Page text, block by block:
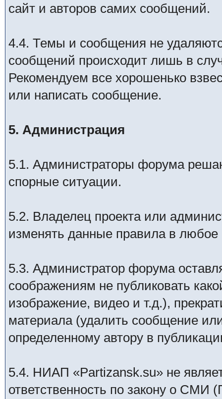
сайт и авторов самих сообщений.
4.4. Темы и сообщения не
сообщений происходит лишь в
Рекомендуем все хорошенько
или написать сообщение.
5. Администрация
5.1. Администраторы форума
спорные ситуации.
5.2. Владелец проекта или
изменять данные правила в любое
5.3. Администратор форума
соображениям не публиковать
изображение, видео и т.д.),
материала (удалить сообщение
определенному автору в
5.4. НИАП «Partizansk.su» не
ответственность по закону о СМИ